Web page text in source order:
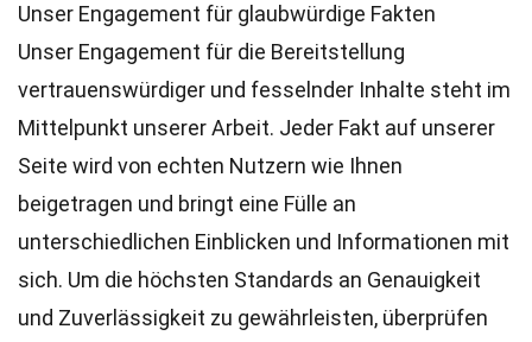
Unser Engagement für glaubwürdige Fakten
Unser Engagement für die Bereitstellung
vertrauenswürdiger und fesselnder Inhalte steht im
Mittelpunkt unserer Arbeit. Jeder Fakt auf unserer
Seite wird von echten Nutzern wie Ihnen
beigetragen und bringt eine Fülle an
unterschiedlichen Einblicken und Informationen mit
sich. Um die höchsten Standards an Genauigkeit
und Zuverlässigkeit zu gewährleisten, überprüfen